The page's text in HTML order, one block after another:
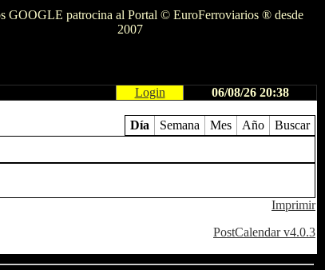
GOOGLE patrocina al Portal © EuroFerroviarios ® desde
2007
Login 06/08/26 20:38
Día Semana Mes Año Buscar
Imprimir
PostCalendar v4.0.3